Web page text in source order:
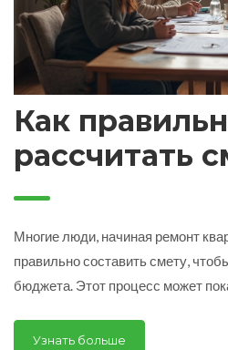
Как
рассчитать
секреты и
Многие люди, начиная ремонт
правильно составить смету,
бюджета. Этот процесс может
Важным этапом является оценка
Узнать больше